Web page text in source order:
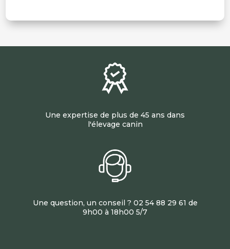
Une expertise de plus de 45 ans dans
l'élevage canin
Une question, un conseil ? 02 54 88 29 61 de
9h00 à 18h00 5/7